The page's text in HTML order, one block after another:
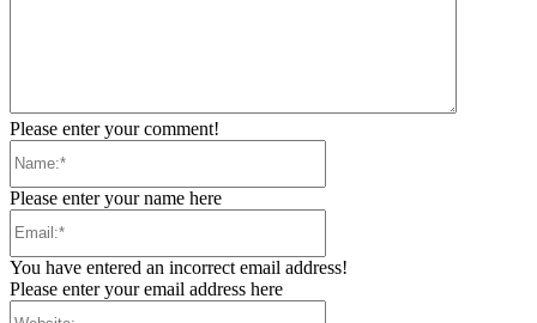
Please enter your comment!
Please enter your name here
You have entered an incorrect email address!
Please enter your email address here